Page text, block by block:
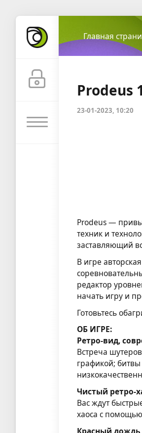
Главная
Prodeus
23-01-2023, 10:20
Prodeus —
техник и
заставляющий
В игре
редактор
начать игру и
Готовьтесь
ОБ ИГРЕ:
Ретро-вид,
Встреча
графикой;
Чистый ретро-
Вас ждут
хаоса с